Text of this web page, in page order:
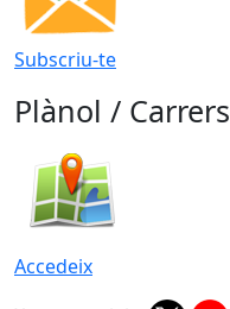
Subscriu-te
Plànol / Carrers
Accedeix